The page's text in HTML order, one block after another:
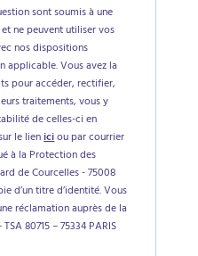
sont soumis à une
ne peuvent utiliser vos
nos dispositions
applicable. Vous avez la
pour accéder, rectifier,
traitements, vous y
de celles-ci en
le lieniciou par courrier
à la Protection des
de Courcelles - 75008
d’un titre d’identité. Vous
réclamation auprès de la
80715 – 75334 PARIS